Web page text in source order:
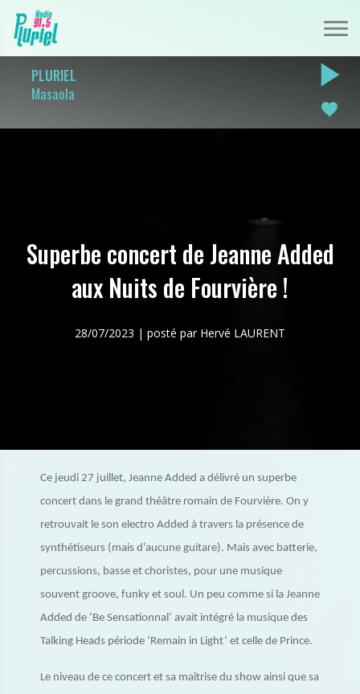
PLURIEL
Masaola
play_arrow
favorite
Superbe concert de Jeanne Added
aux Nuits de Fourvière !
28/07/2023 | posté par Hervé LAURENT
Ce jeudi 27 juillet, Jeanne Added a délivré un superbe
concert dans le grand théâtre romain de Fourvière. On y
retrouvait le son electro Added à travers la présence de
synthétiseurs (mais d’aucune guitare). Mais avec batterie,
percussions, basse et choristes, pour une musique
souvent groove, funky et soul. Un peu comme si la Jeanne
Added de ‘Be Sensationnal’ avait intégré la musique des
Talking Heads période ‘Remain in Light’ et celle de Prince.
Le niveau de ce concert et sa maîtrise du show ainsi que sa